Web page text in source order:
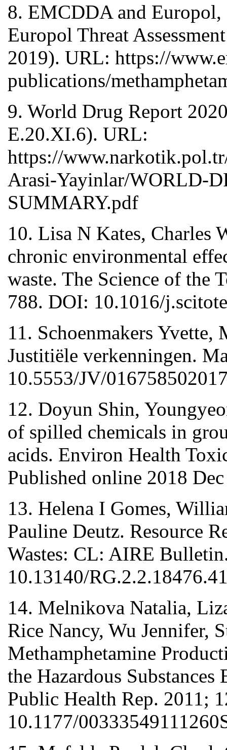
8. EMCDDA and
Europol Threat
2019). URL: https://
publications/
9. World Drug Report
E.20.XI.6). URL:
https://
Arasi-Yayinlar/WORLD-
SUMMARY.pdf
10. Lisa N Kates, Charles
chronic environmental
waste. The Science of the
788. DOI: 10.1016/
11. Schoenmakers
Justitiële verkenningen.
10.5553/JV/
12. Doyun Shin,
of spilled chemicals in
acids. Environ Health
Published online 2018
13. Helena I Gomes,
Pauline Deutz. Resource
Wastes: CL: AIRE
10.13140/
14. Melnikova Natalia,
Rice Nancy, Wu Jennifer,
Methamphetamine
the Hazardous
Public Health Rep. 2011;
10.1177/